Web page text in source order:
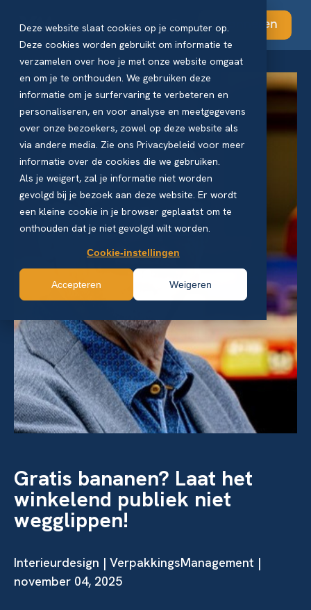
Deze website slaat cookies op je computer op.
Deze cookies worden gebruikt om informatie te
verzamelen over hoe je met onze website omgaat
en om je te onthouden. We gebruiken deze
informatie om je surfervaring te verbeteren en
personaliseren, en voor analyse en meetgegevens
over onze bezoekers, zowel op deze website als
via andere media. Zie ons Privacybeleid voor meer
informatie over de cookies die we gebruiken.
Als je weigert, zal je informatie niet worden
gevolgd bij je bezoek aan deze website. Er wordt
een kleine cookie in je browser geplaatst om te
onthouden dat je niet gevolgd wilt worden.
Cookie-instellingen
Accepteren Weigeren
Abonneren
Gratis bananen? Laat het
winkelend publiek niet
wegglippen!
Interieurdesign | VerpakkingsManagement |
november 04, 2025